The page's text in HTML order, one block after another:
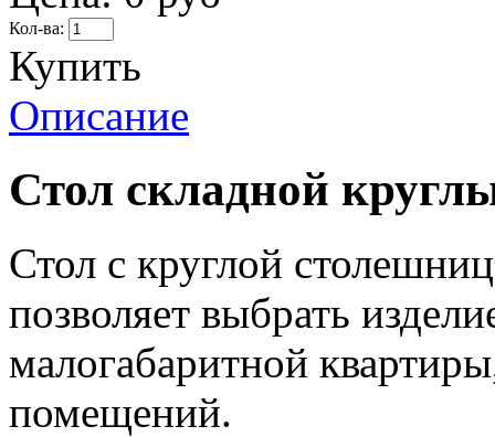
Кол-ва:
Купить
Описание
Стол складной
Стол с круглой
позволяет выбрать
малогабаритной
помещений.